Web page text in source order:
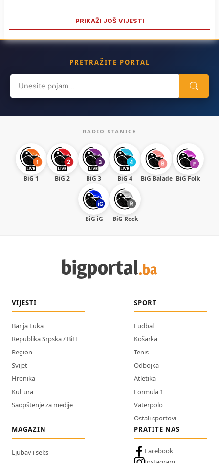
PRIKAŽI JOŠ VIJESTI
PRETRAŽITE PORTAL
Search
for:
RADIO STANICE
BiG 1 BiG 2 BiG 3 BiG 4 BiG Balade BiG Folk
BiG iG BiG Rock
VIJESTI
Banja Luka
Republika Srpska / BiH
Region
Svijet
Hronika
Kultura
Saopštenje za medije
SPORT
Fudbal
Košarka
Tenis
Odbojka
Atletika
Formula 1
Vaterpolo
Ostali sportovi
MAGAZIN
Ljubav i seks
PRATITE NAS
Facebook